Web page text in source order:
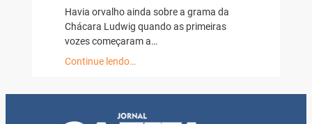
Havia orvalho ainda sobre a grama da
Chácara Ludwig quando as primeiras
vozes começaram a…
Continue lendo…